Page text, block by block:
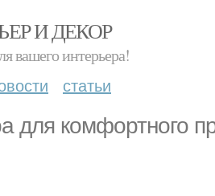
И ДЕКОР
вашего интерьера!
статьи
для комфортного